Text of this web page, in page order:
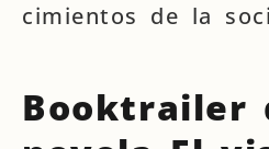
cimientos de la
Booktrailer